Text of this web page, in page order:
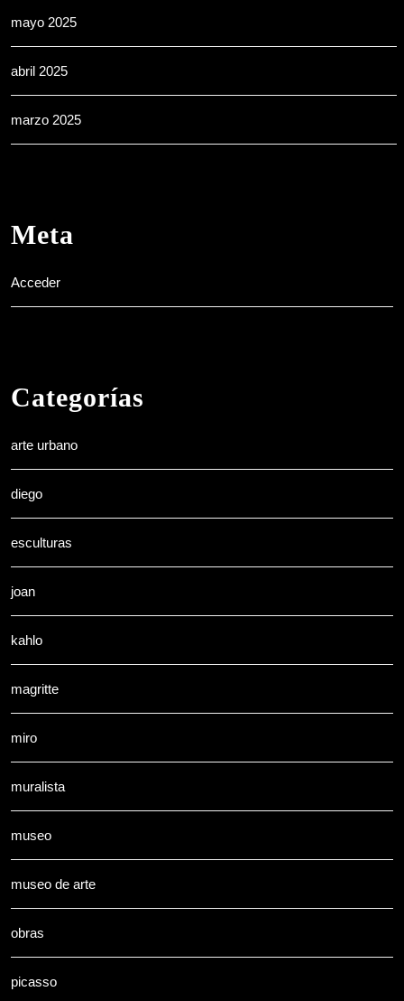
mayo 2025
abril 2025
marzo 2025
Meta
Acceder
Categorías
arte urbano
diego
esculturas
joan
kahlo
magritte
miro
muralista
museo
museo de arte
obras
picasso